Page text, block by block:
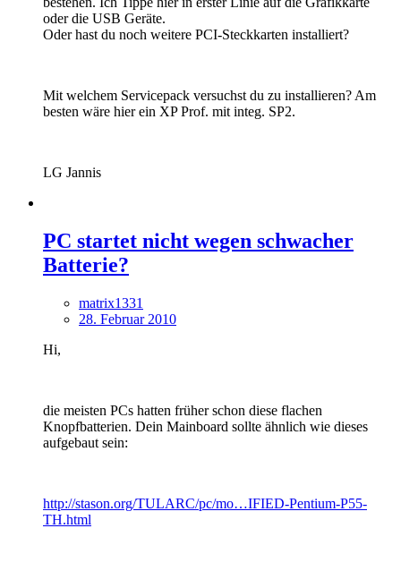
oder die USB Geräte.
Oder hast du noch weitere PCI-Steckkarten installiert?
Mit welchem Servicepack versuchst du zu installieren? Am
besten wäre hier ein XP Prof. mit integ. SP2.
LG Jannis
PC startet nicht wegen schwacher
Batterie?
matrix1331
28. Februar 2010
Hi,
die meisten PCs hatten früher schon diese flachen
Knopfbatterien. Dein Mainboard sollte ähnlich wie dieses
aufgebaut sein:
http://stason.org/TULARC/pc/mo…IFIED-Pentium-P55-
TH.html